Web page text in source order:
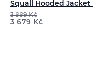
Squall Hooded Jacket
3 999Kč
3 679 Kč